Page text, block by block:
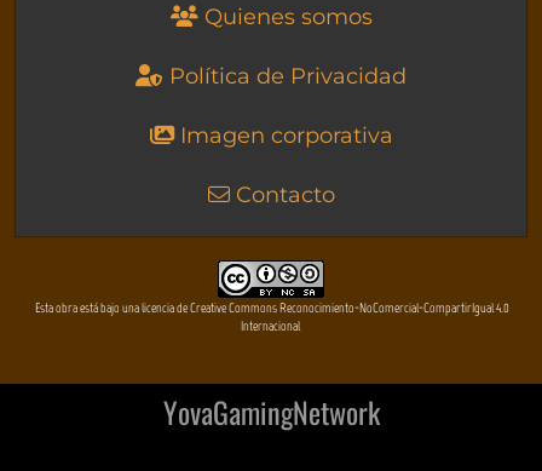
Quienes somos
Política de Privacidad
Imagen corporativa
Contacto
Esta obra está bajo una licencia de Creative Commons Reconocimiento-NoComercial-CompartirIgual 4.0
Internacional
YovaGamingNetwork